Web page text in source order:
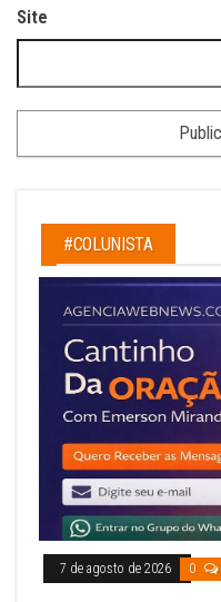
Site
#COLUNISTA
7 de agosto de 2026 0